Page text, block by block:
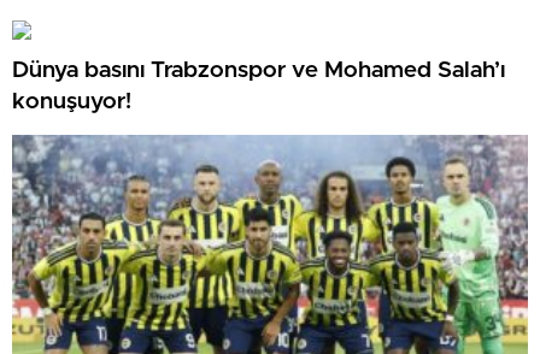
Dünya basını Trabzonspor ve Mohamed Salah’ı
konuşuyor!